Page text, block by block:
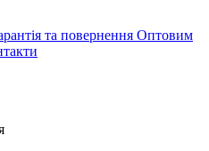
та повернення Оптовим